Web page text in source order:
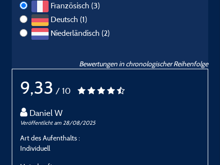
Französisch (3)
Deutsch (1)
Niederländisch (2)
Bewertungen in chronologischer Reihenfolge
9,33 / 10
Daniel W
Veröffentlicht am 28/08/2025
Art des Aufenthalts :
Individuell